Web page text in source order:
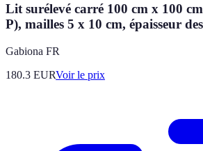
Lit surélevé carré 100 cm x 100
P), mailles 5 x 10 cm, épaisseur
Gabiona FR
180.3 EURVoir le prix